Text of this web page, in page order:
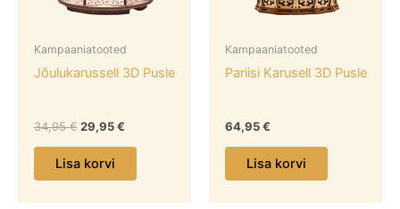
Kampaaniatooted
Jõulukarussell 3D Pusle
34,95€ 29,95€
Lisa korvi
Kampaaniatooted
Pariisi Karusell 3D Pusle
64,95€
Lisa korvi